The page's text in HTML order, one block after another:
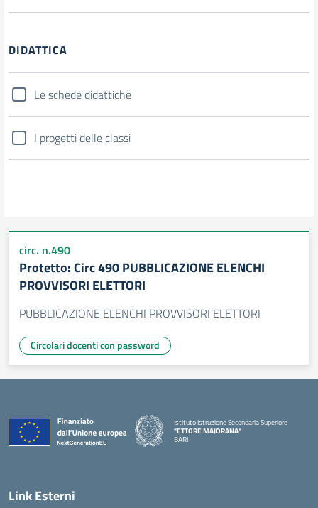
DIDATTICA
Le schede didattiche
I progetti delle classi
circ. n.490
Protetto: Circ 490 PUBBLICAZIONE ELENCHI
PROVVISORI ELETTORI
PUBBLICAZIONE ELENCHI PROVVISORI ELETTORI
Circolari docenti con password
Istituto Istruzione Secondaria Superiore
"ETTORE MAJORANA"
BARI
Link Esterni